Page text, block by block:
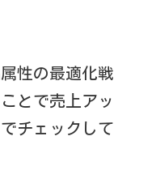
性の最適化戦
とで売上アッ
チェックして